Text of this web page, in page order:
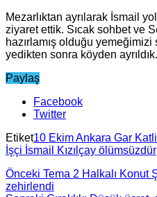
Mezarlıktan ayrılarak İsmail
ziyaret ettik. Sıcak sohbet ve
hazırlamış olduğu
yedikten sonra köyden ayrıldık.
Paylaş
Facebook
Twitter
Etiket10 Ekim Ankara Gar
İşçi İsmail Kızılçay ölümsüzdür
Önceki Tema 2 Halkalı Konut
zehirlendi